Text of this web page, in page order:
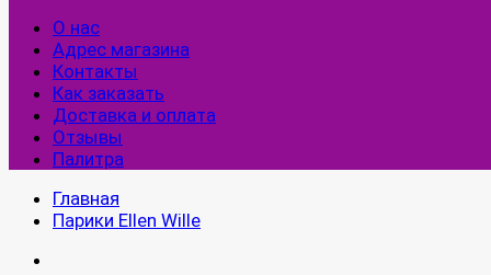
О нас
Адрес магазина
Контакты
Как заказать
Доставка и оплата
Отзывы
Палитра
Главная
Парики Ellen Wille